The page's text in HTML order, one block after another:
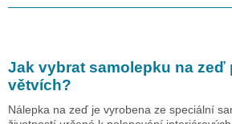
Jak vybrat samolepku na zeď
větvích?
Nálepka na zeď je vyrobena ze speciální